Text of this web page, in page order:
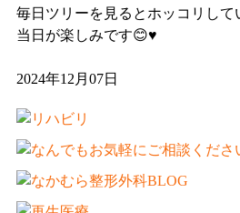
毎日ツリーを見るとホッコリし
当日が楽しみです😊♥️
2024年12月07日